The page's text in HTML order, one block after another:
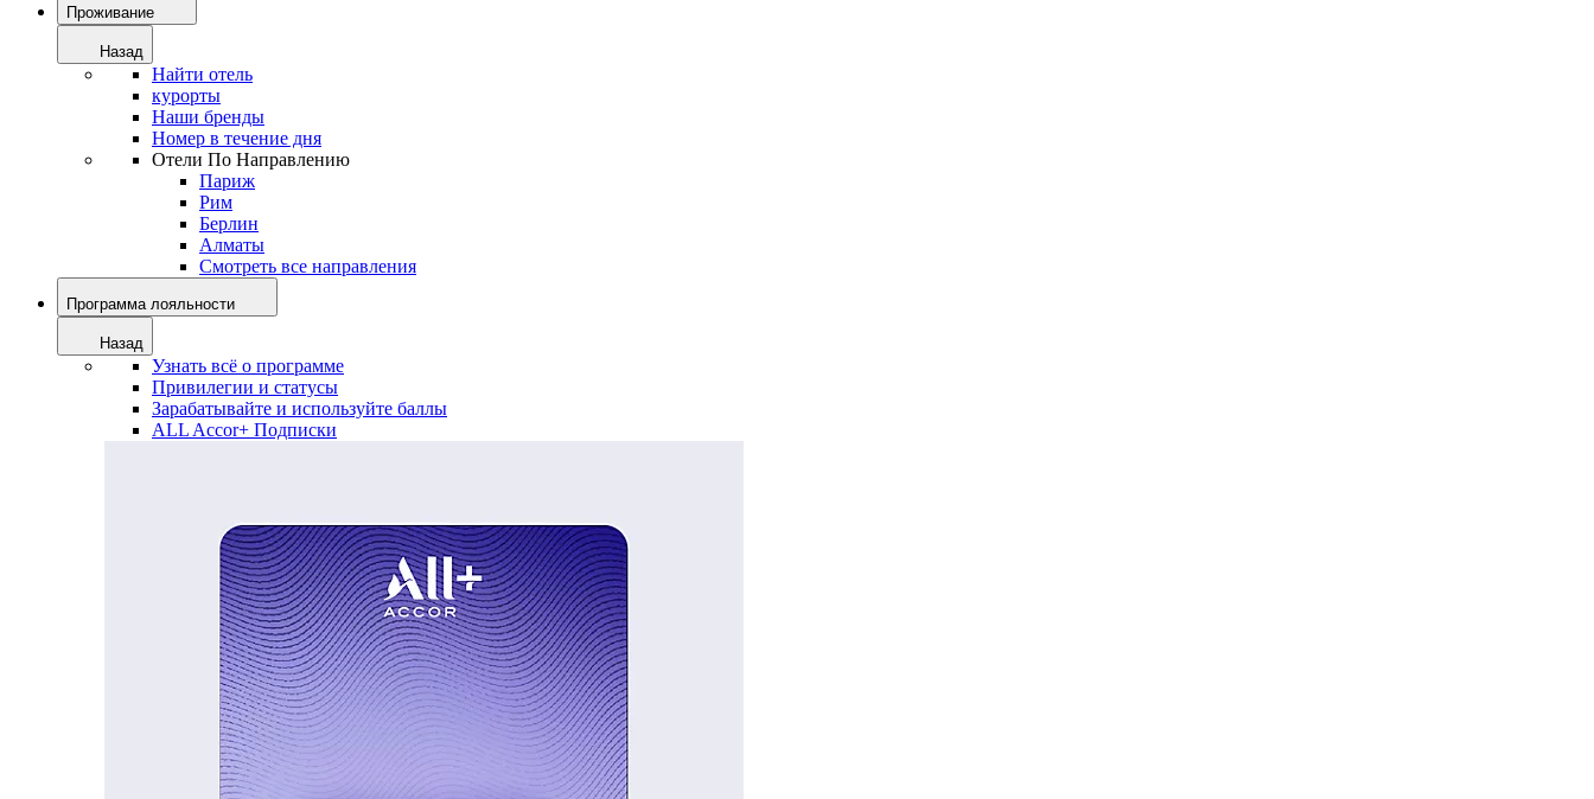
Проживание
Назад
Найти отель
курорты
Наши бренды
Номер в течение дня
Отели По Направлению
Париж
Рим
Берлин
Алматы
Смотреть все направления
Программа лояльности
Назад
Узнать всё о программе
Привилегии и статусы
Зарабатывайте и используйте баллы
ALL Accor+ Подписки